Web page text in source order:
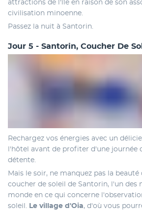
attractions de l'île en raison de son
civilisation minoenne.
Passez la nuit à Santorin.
Jour 5 - Santorin, Coucher De
Rechargez vos énergies avec un
l'hôtel avant de profiter d'une journée
détente.
Mais le soir, ne manquez pas la beauté
coucher de soleil de Santorin, l'un des
monde en ce qui concerne
soleil.
Le village d'Oia, d'où vous